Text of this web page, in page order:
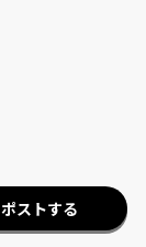
ポストする